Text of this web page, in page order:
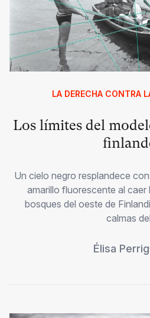
LA DERECHA CONTRA
Los límites del
Un cielo negro resplandece
amarillo fluorescente al caer
bosques del oeste de
calmas
Élisa